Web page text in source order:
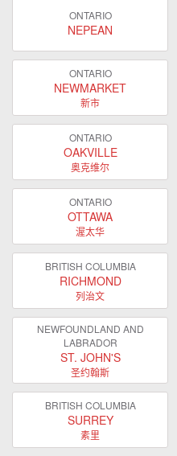
ONTARIO
NEPEAN
ONTARIO
NEWMARKET
新市
ONTARIO
OAKVILLE
奥克维尔
ONTARIO
OTTAWA
渥太华
BRITISH COLUMBIA
RICHMOND
列治文
NEWFOUNDLAND AND
LABRADOR
ST. JOHN'S
圣约翰斯
BRITISH COLUMBIA
SURREY
素里